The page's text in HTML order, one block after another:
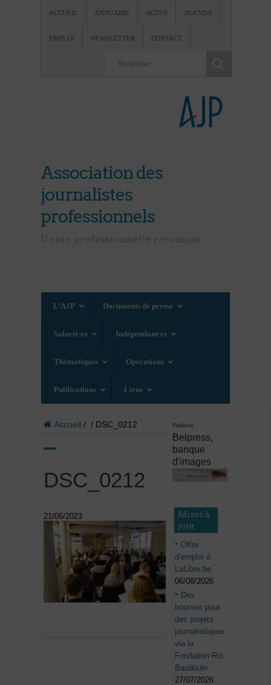
ACCUEIL ANNUAIRE ACTUS AGENDA
EMPLOI NEWSLETTER CONTACT
Association des
journalistes
professionnels
L’AJP Documents de presse
Salarié·es Indépendant·es
Thématiques Opérations
Publications Liens
Accueil / / DSC_0212
DSC_0212
21/06/2023
Publicité
Belpress,
banque
d'images
Mises à
jour
Offre
d’emploi à
LaLibre.be
06/08/2026
Des
bourses pour
des projets
journalistiques
via la
Fondation Roi
Baudouin
27/07/2026